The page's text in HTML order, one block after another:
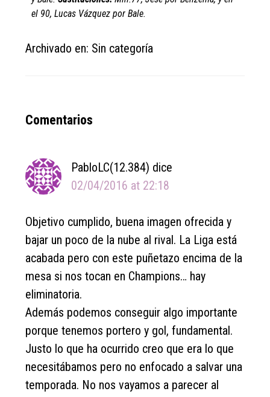
el 90, Lucas Vázquez por Bale.
Archivado en: Sin categoría
Reader
Comentarios
PabloLC(12.384) dice
02/04/2016 at 22:18
Objetivo cumplido, buena imagen ofrecida y
bajar un poco de la nube al rival. La Liga está
acabada pero con este puñetazo encima de la
mesa si nos tocan en Champions… hay
eliminatoria.
Además podemos conseguir algo importante
porque tenemos portero y gol, fundamental.
Justo lo que ha ocurrido creo que era lo que
necesitábamos pero no enfocado a salvar una
temporada. No nos vayamos a parecer al